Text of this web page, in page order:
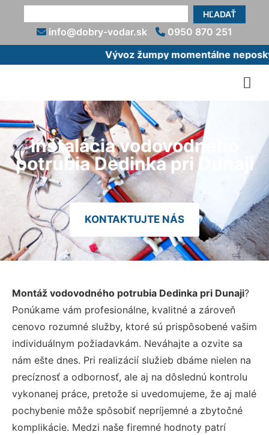
HĽADAŤ
info@dobry-vodar.sk
0950 870 251
Vývoz žumpy momentálne
Inštalácia vodovodného
potrubia Dedinka pri Dunaji
KONTAKTUJTE NÁS
Montáž vodovodného potrubia Dedinka pri Dunaji?
Ponúkame vám profesionálne, kvalitné a zároveň
cenovo rozumné služby, ktoré sú prispôsobené vašim
individuálnym požiadavkám. Neváhajte a ozvite sa
nám ešte dnes. Pri realizácií služieb dbáme nielen na
precíznosť a odbornosť, ale aj na dôslednú kontrolu
vykonanej práce, pretože si uvedomujeme, že aj malé
pochybenie môže spôsobiť nepríjemné a zbytočné
komplikácie. Medzi naše firemné hodnoty patrí